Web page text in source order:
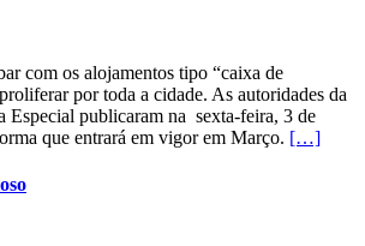
com os alojamentos tipo “caixa de
por toda a cidade. As autoridades da
Especial publicaram na sexta-feira, 3 de
que entrará em vigor em Março. […]